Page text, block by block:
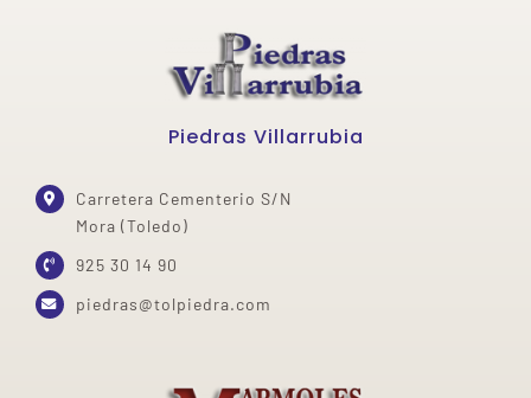
Piedras Villarrubia
Carretera Cementerio S/N
Mora (Toledo)
925 30 14 90
piedras@tolpiedra.com